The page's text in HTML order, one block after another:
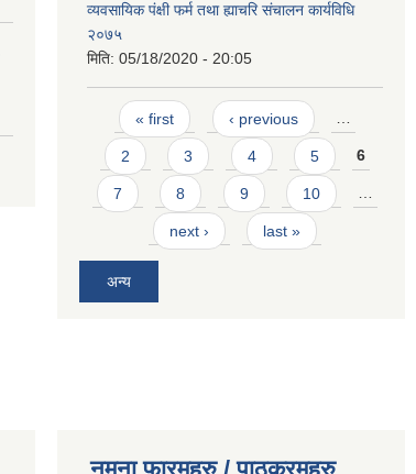
व्यवसायिक पंक्षी फर्म तथा ह्याचरि संचालन कार्यविधि
२०७५
मिति: 05/18/2020 - 20:05
Pages
« first ‹ previous …
2 3 4 5 6
7 8 9 10 …
next › last »
अन्य